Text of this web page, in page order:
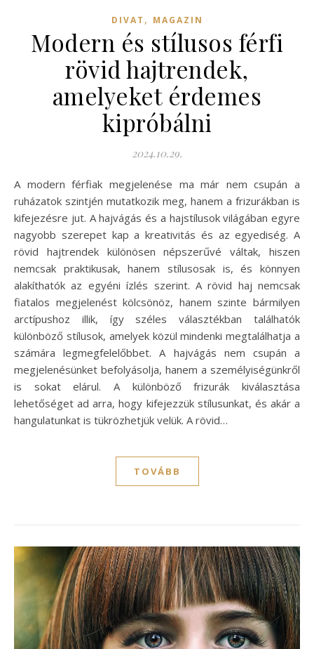
DIVAT , MAGAZIN
Modern és stílusos férfi
rövid hajtrendek,
amelyeket érdemes
kipróbálni
2024.10.29.
A modern férfiak megjelenése ma már nem csupán a
ruházatok szintjén mutatkozik meg, hanem a frizurákban is
kifejezésre jut. A hajvágás és a hajstílusok világában egyre
nagyobb szerepet kap a kreativitás és az egyediség. A
rövid hajtrendek különösen népszerűvé váltak, hiszen
nemcsak praktikusak, hanem stílusosak is, és könnyen
alakíthatók az egyéni ízlés szerint. A rövid haj nemcsak
fiatalos megjelenést kölcsönöz, hanem szinte bármilyen
arctípushoz illik, így széles választékban találhatók
különböző stílusok, amelyek közül mindenki megtalálhatja a
számára legmegfelelőbbet. A hajvágás nem csupán a
megjelenésünket befolyásolja, hanem a személyiségünkről
is sokat elárul. A különböző frizurák kiválasztása
lehetőséget ad arra, hogy kifejezzük stílusunkat, és akár a
hangulatunkat is tükrözhetjük velük. A rövid…
TOVÁBB